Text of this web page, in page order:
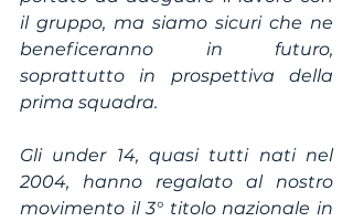
il gruppo, ma siamo sicuri che ne
beneficeranno in futuro,
soprattutto in prospettiva della
prima squadra.
Gli under 14, quasi tutti nati nel
2004, hanno regalato al nostro
movimento il 3° titolo nazionale in